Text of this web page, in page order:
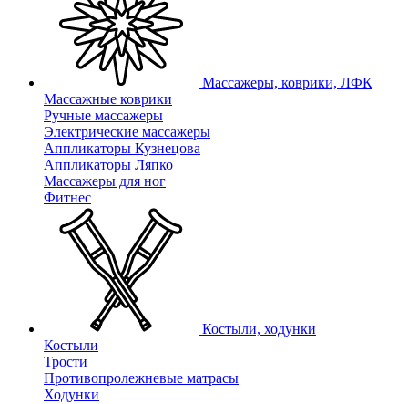
Массажеры, коврики, ЛФК
Массажные коврики
Ручные массажеры
Электрические массажеры
Аппликаторы Кузнецова
Аппликаторы Ляпко
Массажеры для ног
Фитнес
Костыли, ходунки
Костыли
Трости
Противопролежневые матрасы
Ходунки